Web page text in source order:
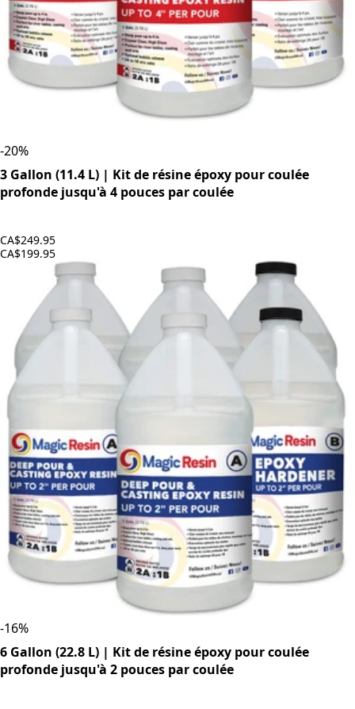
-20%
3 Gallon (11.4 L) | Kit de résine époxy pour coulée
profonde jusqu'à 4 pouces par coulée
CA$249.95
CA$199.95
-16%
6 Gallon (22.8 L) | Kit de résine époxy pour coulée
profonde jusqu'à 2 pouces par coulée